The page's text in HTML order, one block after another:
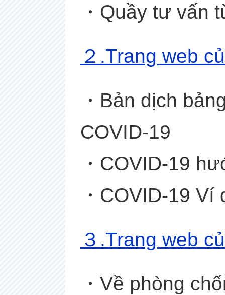
・Quầy tư vấn
２ .Trang web củ
・Bản dịch
COVID-19
・COVID-19
・COVID-19
３ .Trang web củ
・Về phòng